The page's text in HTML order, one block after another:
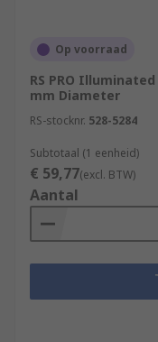
Op voorraad
RS PRO
mm Diameter
RS-stocknr. 528-5284
Subtotaal (1 eenheid)
€ 59,77(excl. BTW)
Aantal